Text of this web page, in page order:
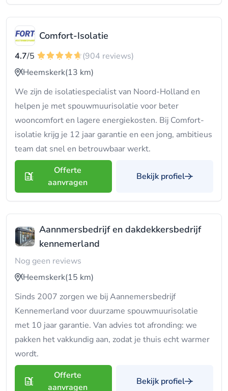
Comfort-Isolatie
4.7/5
(904 reviews)
Heemskerk(13 km)
We zijn de isolatiespecialist van Noord-Holland en
helpen je met spouwmuurisolatie voor beter
wooncomfort en lagere energiekosten. Bij Comfort-
isolatie krijg je 12 jaar garantie en een jong, ambitieus
team dat snel en betrouwbaar werkt.
Offerte
aanvragen
Bekijk profiel
Aannmersbedrijf en dakdekkersbedrijf
kennemerland
Nog geen reviews
Heemskerk(15 km)
Sinds 2007 zorgen we bij Aannemersbedrijf
Kennemerland voor duurzame spouwmuurisolatie
met 10 jaar garantie. Van advies tot afronding: we
pakken het vakkundig aan, zodat je thuis echt warmer
wordt.
Offerte
aanvragen
Bekijk profiel